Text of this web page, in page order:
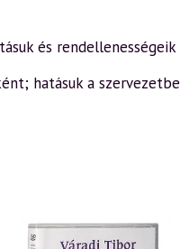
és rendellenességeik
hatásuk a